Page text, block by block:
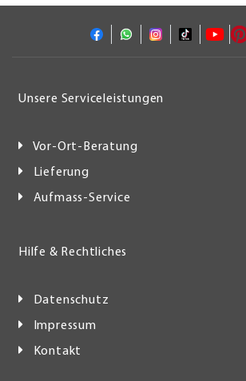
Unsere Serviceleistungen
Vor-Ort-Beratung
Lieferung
Aufmass-Service
Hilfe & Rechtliches
Datenschutz
Impressum
Kontakt